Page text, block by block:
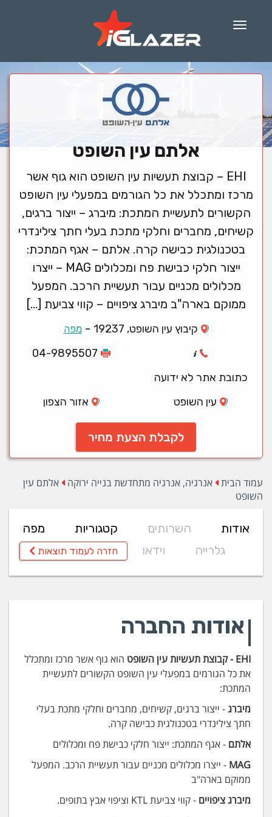
Menu
אלתם עין השופט
EHI – קבוצת תעשיות עין השופט הוא גוף אשר
מרכז ומתכלל את כל הגורמים במפעלי עין השופט
הקשורים לתעשיית המתכת: מיברג – ייצור ברגים,
קשיחים, מחברים וחלקי מתכת בעלי חתך צילינדרי
בטכנולגית כבישה קרה. אלתם – אגף המתכת:
ייצור חלקי כבישת פח ומכלולים MAG – ייצרו
מכלולים מכניים עבור תעשיית הרכב. המפעל
ממוקם בארה"ב מיברג ציפויים – קווי צביעת […]
קיבוץ עין השופט, 19237 -מפה
04-9895507
כתובת אתר לא ידועה
עין השופט
אזור הצפון
לקבלת הצעת מחיר
עמוד הבית אנרגיה, אנרגיה מתחדשת בנייה ירוקה
אלתם עין
השופט
אודות השרותים קטגוריות
מפה
גלרייה
וידאו חזרה לעמוד תוצאות
אודות החברה
EHI - קבוצת תעשיות עין השופט
הוא גוף אשר מרכז ומתכלל
את כל הגורמים במפעלי עין השופט הקשורים לתעשיית
המתכת:
מיברג- ייצור ברגים, קשיחים, מחברים וחלקי מתכת בעלי
חתך צילינדרי בטכנולגית כבישה קרה.
אלתם - אגף המתכת: ייצור חלקי כבישת פח ומכלולים
MAG - ייצרו מכלולים מכניים עבור תעשיית הרכב. המפעל
ממוקם בארה"ב
מיברג ציפויים - קווי צביעת KTL וציפוי אבץ בתופים.